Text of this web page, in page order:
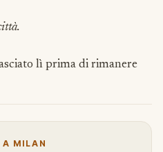
lì prima di rimanere
A MILAN